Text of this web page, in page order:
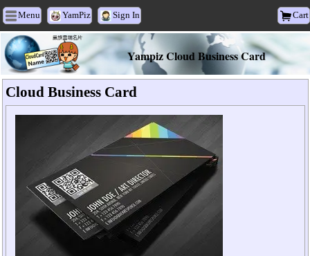
Menu YamPiz Sign In Cart
Yampiz Cloud Business Card
Cloud Business Card